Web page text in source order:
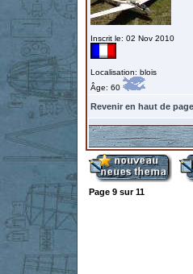
Inscrit le: 02 Nov 2010
Localisation: blois
Âge: 60
Revenir en haut de page
Page 9 sur11